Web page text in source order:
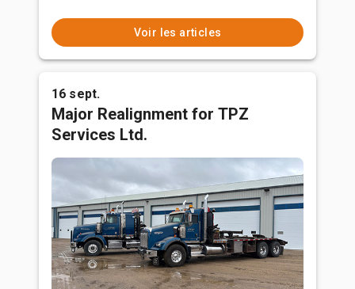
Voir les articles
16 sept.
Major Realignment for TPZ
Services Ltd.